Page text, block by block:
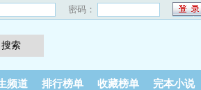
密码：
频道 排行榜单 收藏榜单 完本小说